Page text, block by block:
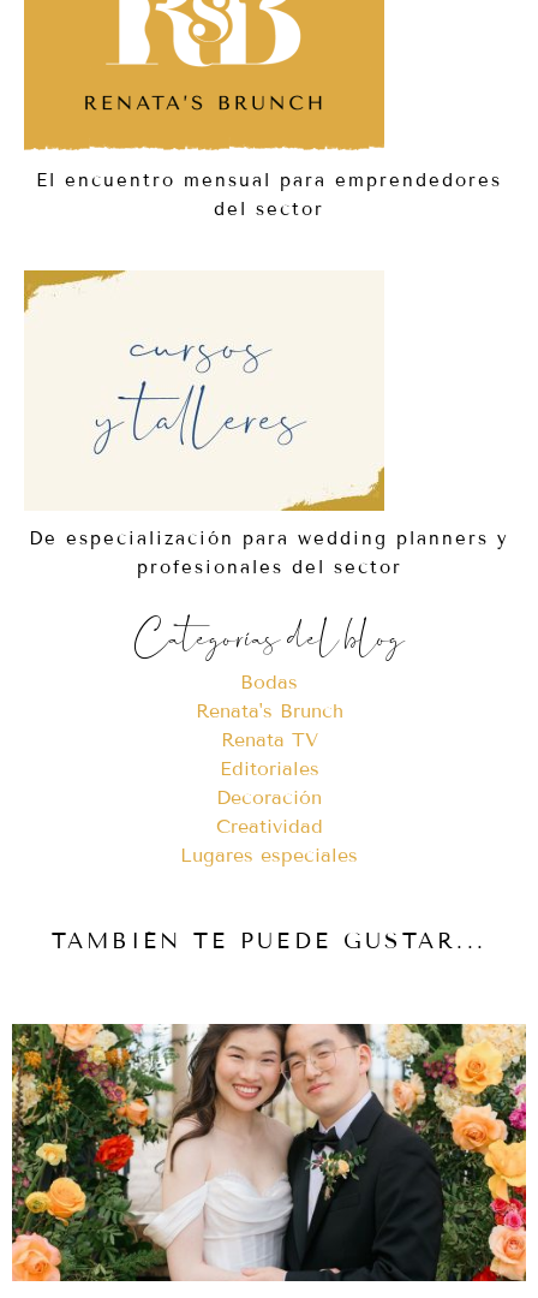
El encuentro mensual para emprendedores
del sector
De especialización para wedding planners y
profesionales del sector
Categorías del blog
Bodas
Renata's Brunch
Renata TV
Editoriales
Decoración
Creatividad
Lugares especiales
TAMBIÉN TE PUEDE GUSTAR...